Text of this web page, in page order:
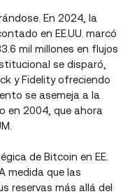
En 2024, la
en EE.UU. marcó
mil millones en flujos
se disparó,
y Fidelity ofreciendo
se asemeja a la
en 2004, que ahora
de Bitcoin en EE.
medida que las
reservas más allá del